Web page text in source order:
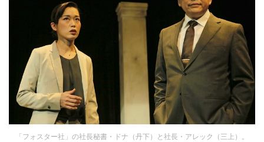
「フォスター社」の社長秘書・ドナ（丹下）と社長・アレック（三上）。